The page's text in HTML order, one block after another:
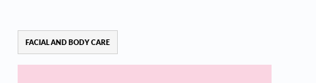
FACIAL AND BODY CARE